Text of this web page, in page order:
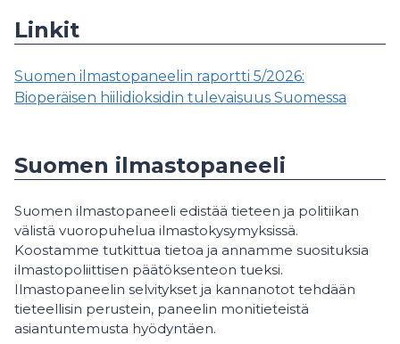
Linkit
Suomen ilmastopaneelin raportti 5/2026:
Bioperäisen hiilidioksidin tulevaisuus Suomessa
Suomen ilmastopaneeli
Suomen ilmastopaneeli edistää tieteen ja politiikan
välistä vuoropuhelua ilmastokysymyksissä.
Koostamme tutkittua tietoa ja annamme suosituksia
ilmastopoliittisen päätöksenteon tueksi.
Ilmastopaneelin selvitykset ja kannanotot tehdään
tieteellisin perustein, paneelin monitieteistä
asiantuntemusta hyödyntäen.